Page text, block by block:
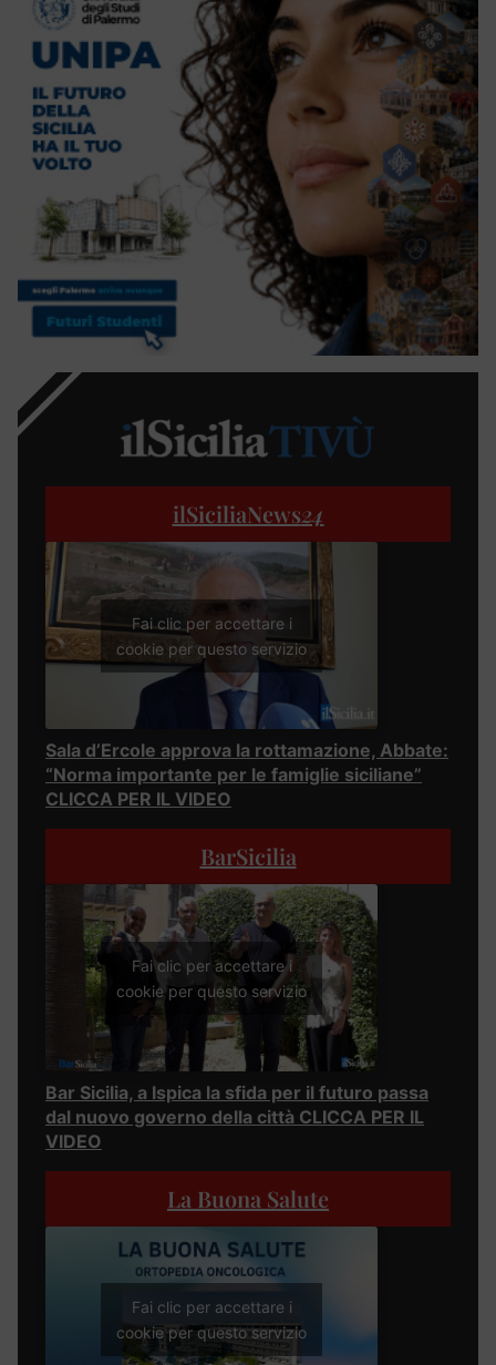
ilSiciliaNews24
Fai clic per accettare i
cookie per questo servizio
Sala d’Ercole approva la rottamazione, Abbate:
“Norma importante per le famiglie siciliane”
CLICCA PER IL VIDEO
BarSicilia
Fai clic per accettare i
cookie per questo servizio
Bar Sicilia, a Ispica la sfida per il futuro passa
dal nuovo governo della città CLICCA PER IL
VIDEO
La Buona Salute
Fai clic per accettare i
cookie per questo servizio